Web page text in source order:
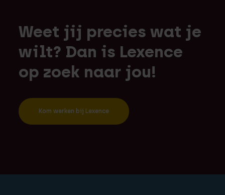
Weet jij precies wat je
wilt? Dan is Lexence
op zoek naar jou!
Kom werken bij Lexence